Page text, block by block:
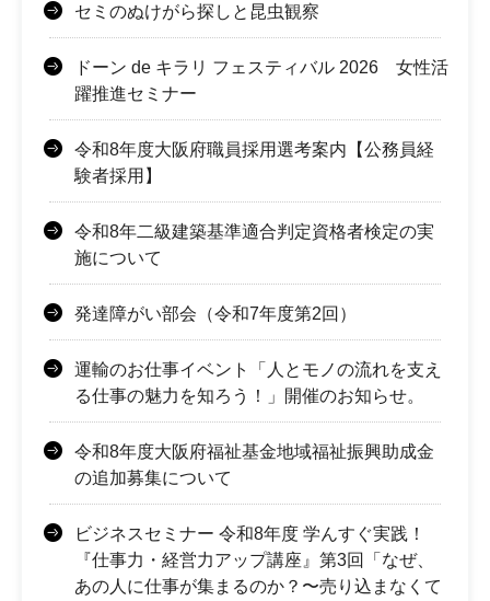
セミのぬけがら探しと昆虫観察
ドーン de キラリ フェスティバル 2026 女性活
躍推進セミナー
令和8年度大阪府職員採用選考案内【公務員経
験者採用】
令和8年二級建築基準適合判定資格者検定の実
施について
発達障がい部会（令和7年度第2回）
運輸のお仕事イベント「人とモノの流れを支え
る仕事の魅力を知ろう！」開催のお知らせ。
令和8年度大阪府福祉基金地域福祉振興助成金
の追加募集について
ビジネスセミナー 令和8年度 学んすぐ実践！
『仕事力・経営力アップ講座』第3回「なぜ、
あの人に仕事が集まるのか？〜売り込まなくて